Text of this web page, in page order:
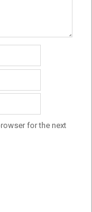
for the next